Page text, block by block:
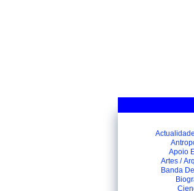
Apoio
Artes /
Banda